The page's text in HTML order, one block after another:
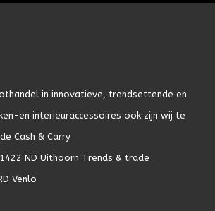
in innovatieve, trendsettende en
en interieuraccessoires ook zijn wij te
Cash & Carry
ND Uithoorn Trends & trade
Venlo